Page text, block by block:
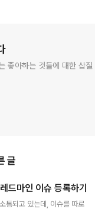
좋아하는 것들에 대한 삽질
글
드마인 이슈 등록하기
통되고 있는데, 이슈를 따로